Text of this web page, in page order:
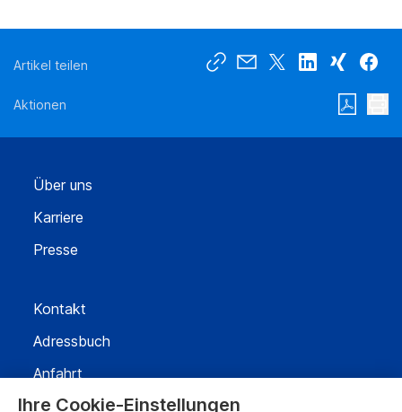
Über uns
Karriere
Presse
Kontakt
Adressbuch
Anfahrt
Artikel teilen
Aktionen
Ihre Cookie-Einstellungen